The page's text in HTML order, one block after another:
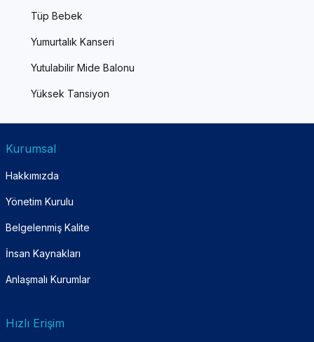
Tüp Bebek
Yumurtalık Kanseri
Yutulabilir Mide Balonu
Yüksek Tansiyon
Kurumsal
Hakkımızda
Yönetim Kurulu
Belgelenmiş Kalite
İnsan Kaynakları
Anlaşmalı Kurumlar
Hızlı Erişim